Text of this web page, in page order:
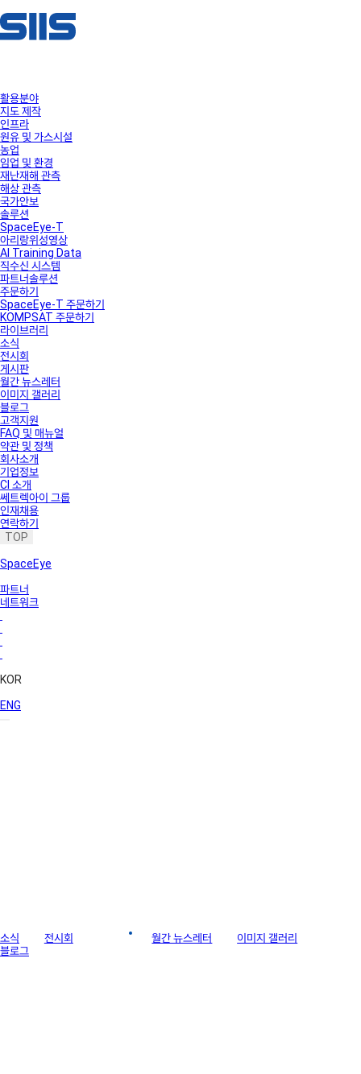
활용분야
지도 제작
인프라
원유 및 가스시설
농업
임업 및 환경
재난재해 관측
해상 관측
국가안보
솔루션
SpaceEye-T
아리랑위성영상
AI Training Data
직수신 시스템
파트너솔루션
주문하기
SpaceEye-T 주문하기
KOMPSAT 주문하기
라이브러리
소식
전시회
게시판
월간 뉴스레터
이미지 갤러리
블로그
고객지원
FAQ 및 매뉴얼
약관 및 정책
회사소개
기업정보
CI 소개
쎄트렉아이 그룹
인재채용
연락하기
TOP
SpaceEye
파트너
네트워크
KOR
ENG
소식 전시회 월간 뉴스레터
이미지 갤러리
블로그